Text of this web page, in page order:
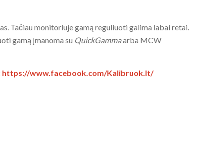
Tačiau monitoriuje gamą reguliuoti galima labai retai.
gamą įmanoma su QuickGammaarba MCW
https://www.facebook.com/Kalibruok.lt/